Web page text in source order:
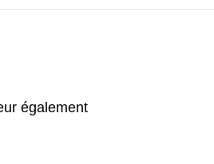
également